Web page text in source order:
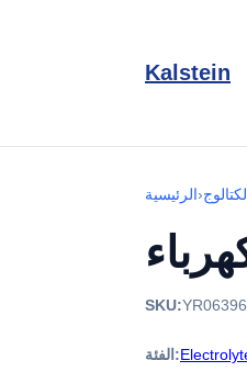
Kalstein
الرئيسية›
SKU:YR06396
الفئة: